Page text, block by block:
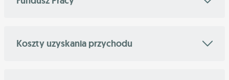
Koszty uzyskania przychodu